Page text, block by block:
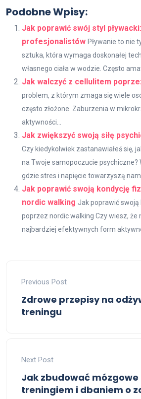
Podobne Wpisy:
Jak poprawić swój styl
profesjonalistów Pływanie to nie
sztuka, która wymaga doskonałej
własnego ciała w wodzie. Często
Jak walczyć z cellulitem
problem, z którym zmaga się wiele
często złożone. Zaburzenia w
aktywności...
Jak zwiększyć swoją siłę
Czy kiedykolwiek zastanawiałeś się,
na Twoje samopoczucie psychiczne?
gdzie stres i napięcie towarzyszą nam
Jak poprawić swoją kondycję
nordic walking Jak poprawić
poprzez nordic walking Czy wiesz, że
najbardziej efektywnych form
Previous Post
Zdrowe przepisy na
treningu
Next Post
Jak zbudować mózgowe
treningiem i dbaniem o